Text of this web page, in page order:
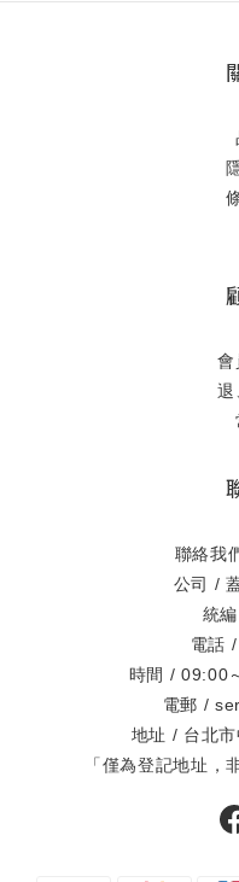
會
退
聯絡我
公司 /
統
電話
時間 / 09:00
電郵 /
地址 / 台北
「僅為登記地址，